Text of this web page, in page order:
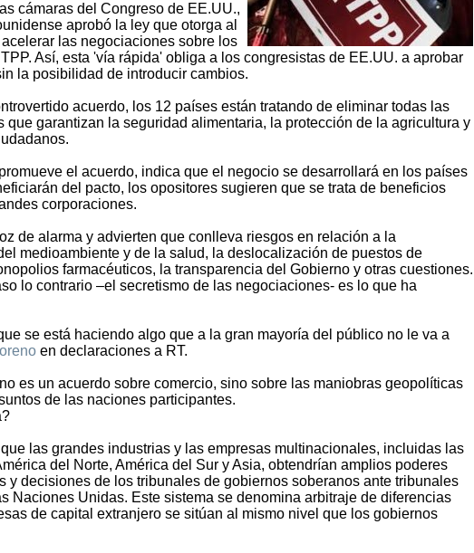
cámaras del Congreso de EE.UU.,
aprobó la ley que otorga al
las negociaciones sobre los
Así, esta 'vía rápida' obliga a los congresistas de EE.UU. a aprobar
la posibilidad de introducir cambios.
acuerdo, los 12 países están tratando de eliminar todas las
que garantizan la seguridad alimentaria, la protección de la agricultura y
el acuerdo, indica que el negocio se desarrollará en los países
del pacto, los opositores sugieren que se trata de beneficios
corporaciones.
de alarma y advierten que conlleva riesgos en relación a la
medioambiente y de la salud, la deslocalización de puestos de
farmacéuticos, la transparencia del Gobierno y otras cuestiones.
lo contrario –el secretismo de las negociaciones- es lo que ha
se está haciendo algo que a la gran mayoría del público no le va a
en declaraciones a RT.
es un acuerdo sobre comercio, sino sobre las maniobras geopolíticas
de las naciones participantes.
las grandes industrias y las empresas multinacionales, incluidas las
del Norte, América del Sur y Asia, obtendrían amplios poderes
y decisiones de los tribunales de gobiernos soberanos ante tribunales
Naciones Unidas. Este sistema se denomina arbitraje de diferencias
de capital extranjero se sitúan al mismo nivel que los gobiernos